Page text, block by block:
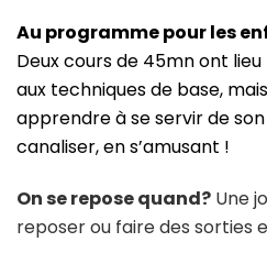
Au programme pour les
Deux cours de 45mn ont
aux techniques de base,
apprendre à se servir de
canaliser, en s’amusant !
On se repose quand? Une
reposer ou faire des sorties